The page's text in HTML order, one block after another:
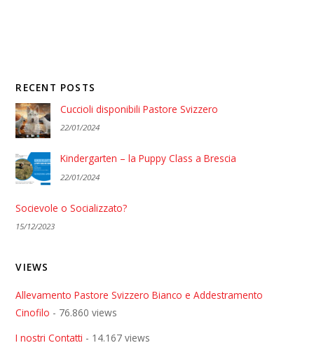
RECENT POSTS
Cuccioli disponibili Pastore Svizzero
22/01/2024
Kindergarten – la Puppy Class a Brescia
22/01/2024
Socievole o Socializzato?
15/12/2023
VIEWS
Allevamento Pastore Svizzero Bianco e Addestramento
Cinofilo - 76.860 views
I nostri Contatti - 14.167 views